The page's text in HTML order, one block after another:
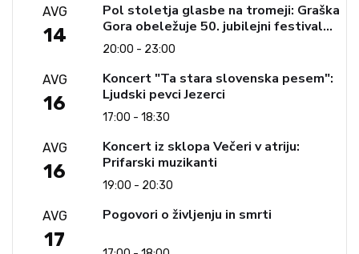
AVG
14
Pol stoletja glasbe na tromeji: Graška
Gora obeležuje 50. jubilejni festival
narodno-zabavne glasbe
20:00 - 23:00
AVG
16
Koncert "Ta stara slovenska pesem":
Ljudski pevci Jezerci
17:00 - 18:30
AVG
16
Koncert iz sklopa Večeri v atriju:
Prifarski muzikanti
19:00 - 20:30
AVG
17
Pogovori o življenju in smrti